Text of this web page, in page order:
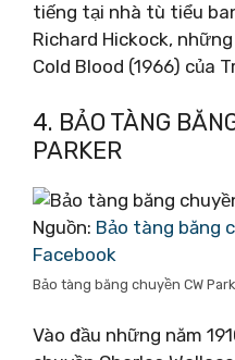
tiếng tại nhà tù tiểu
Richard Hickock,
Cold Blood (1966) của
4. BẢO TÀNG
PARKER
Nguồn: Bảo tàng băng
Facebook
Bảo tàng băng chuyền CW
Vào đầu những năm